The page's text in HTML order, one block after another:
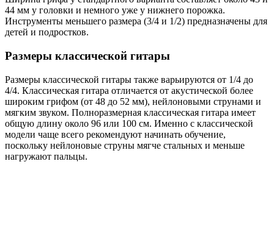
44 мм у головки и немного уже у нижнего порожка.
Инструменты меньшего размера (3/4 и 1/2) предназначены для
детей и подростков.
Размеры классической гитары
Размеры классической гитары также варьируются от 1/4 до
4/4. Классическая гитара отличается от акустической более
широким грифом (от 48 до 52 мм), нейлоновыми струнами и
мягким звуком. Полноразмерная классическая гитара имеет
общую длину около 96 или 100 см. Именно с классической
модели чаще всего рекомендуют начинать обучение,
поскольку нейлоновые струны мягче стальных и меньше
нагружают пальцы.